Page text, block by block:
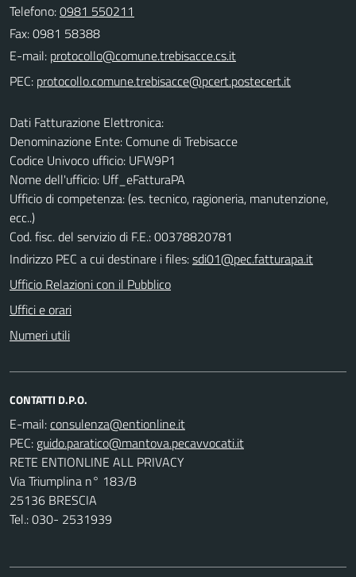
Telefono:0981 550211
Fax: 0981 58388
E-mail:
PEC:
Dati Fatturazione Elettronica:
Denominazione Ente: Comune di Trebisacce
Codice Univoco ufficio: UFW9P1
Nome dell'ufficio: Uff_eFatturaPA
Ufficio di competenza: (es. tecnico, ragioneria, manutenzione,
ecc..)
Cod. fisc. del servizio di F.E.: 00378820781
Indirizzo PEC a cui destinare i files:sdi01@pec.fatturapa.it
Ufficio Relazioni con il Pubblico
Uffici e orari
Numeri utili
CONTATTI D.P.O.
E-mail:
PEC:
RETE ENTIONLINE ALL PRIVACY
Via Triumplina n° 183/B
25136 BRESCIA
Tel.: 030- 2531939